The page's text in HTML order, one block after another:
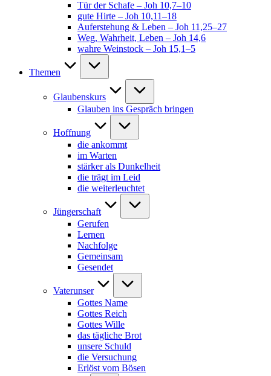
Tür der Schafe – Joh 10,7–10
gute Hirte – Joh 10,11–18
Auferstehung & Leben – Joh 11,25–27
Weg, Wahrheit, Leben – Joh 14,6
wahre Weinstock – Joh 15,1–5
Themen
Glaubenskurs
Glauben ins Gespräch bringen
Hoffnung
die ankommt
im Warten
stärker als Dunkelheit
die trägt im Leid
die weiterleuchtet
Jüngerschaft
Gerufen
Lernen
Nachfolge
Gemeinsam
Gesendet
Vaterunser
Gottes Name
Gottes Reich
Gottes Wille
das tägliche Brot
unsere Schuld
die Versuchung
Erlöst vom Bösen